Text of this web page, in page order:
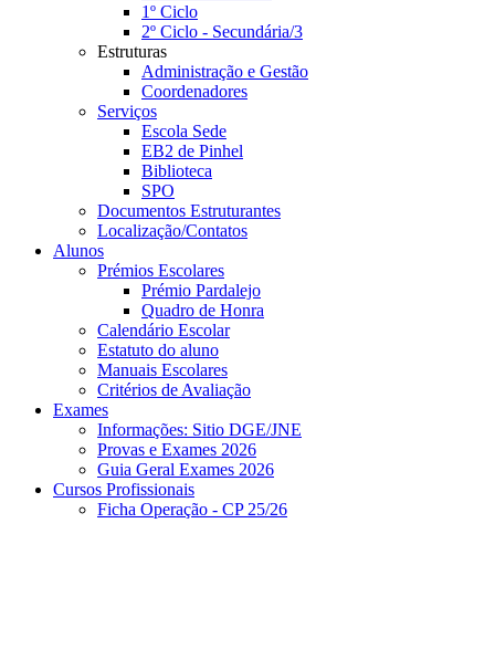
1º Ciclo
2º Ciclo - Secundária/3
Estruturas
Administração e Gestão
Coordenadores
Serviços
Escola Sede
EB2 de Pinhel
Biblioteca
SPO
Documentos Estruturantes
Localização/Contatos
Alunos
Prémios Escolares
Prémio Pardalejo
Quadro de Honra
Calendário Escolar
Estatuto do aluno
Manuais Escolares
Critérios de Avaliação
Exames
Informações: Sitio DGE/JNE
Provas e Exames 2026
Guia Geral Exames 2026
Cursos Profissionais
Ficha Operação - CP 25/26